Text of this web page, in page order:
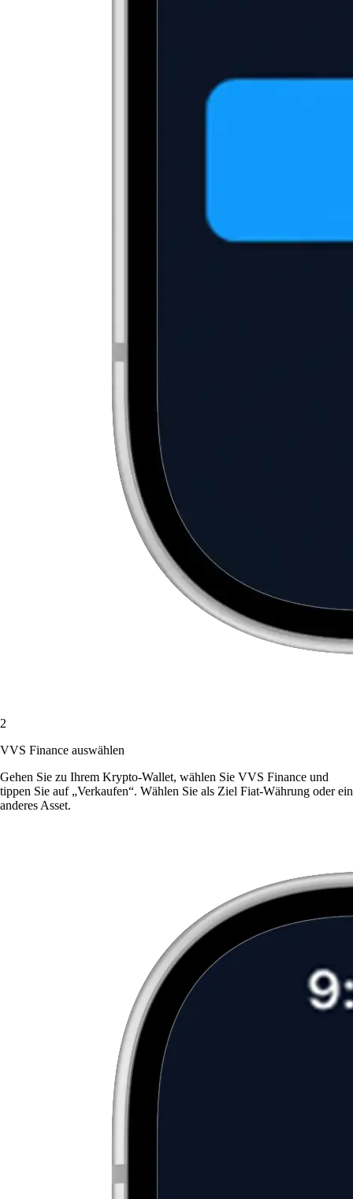
2
VVS Finance auswählen
Gehen Sie zu Ihrem Krypto-Wallet, wählen Sie VVS Finance und
tippen Sie auf „Verkaufen“. Wählen Sie als Ziel Fiat-Währung oder ein
anderes Asset.